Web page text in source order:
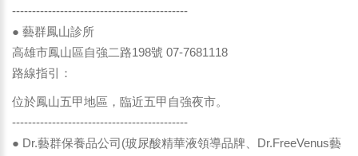
--------------------------------------------
● 藝群鳳山診所
高雄市鳳山區自強二路198號 07-7681118
路線指引：
位於鳳山五甲地區，臨近五甲自強夜市。
--------------------------------------------
● Dr.藝群保養品公司(玻尿酸精華液領導品牌、Dr.FreeVenus藝